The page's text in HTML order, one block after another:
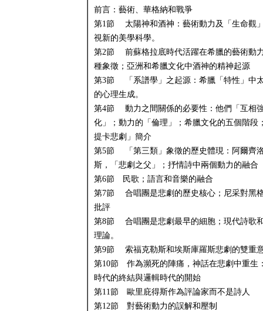
前言：藝術、華格納和戰爭
第1節 太陽神和酒神：藝術動力及「生命觀
視新的美學科學。
第2節 前蘇格拉底時代活躍在希臘的藝術動
種象徵；亞洲和希臘文化中酒神的精神起源
第3節 「系譜學」之起源：希臘「特性」中
的心理生成。
第4節 動力之間關係的必要性：他們「互相
化」；動力的「倫理」；希臘文化的五個階段
提卡悲劇」簡介
第5節 「第三類」象徵的歷史體現：阿爾齊
斯，「悲劇之父」；抒情詩中兩個動力的融合
第6節 民歌；語言和音樂的融合
第7節 合唱團是悲劇的歷史核心；尼采對黑
批評
第8節 合唱團是悲劇最早的細胞；現代詩歌
理論。
第9節 索福克勒斯和埃斯庫羅斯悲劇的雙重
第10節 作為瀕死的陣痛，神話在悲劇中重生
時代的終結與邏輯時代的開始
第11節 歐里庇得斯作為評論家而不是詩人
第12節 對藝術動力的誤解和壓制